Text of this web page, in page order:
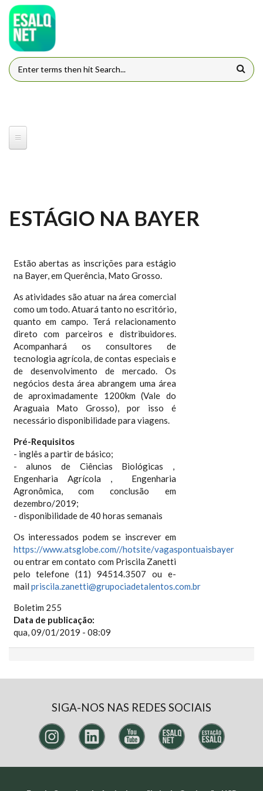
Pular para o conteúdo principal
FORMULÁRIO DE BUSCA
ESTÁGIO NA BAYER
Estão abertas as inscrições para estágio
na Bayer, em Querência, Mato Grosso.
As atividades são atuar na área comercial
como um todo. Atuará tanto no escritório,
quanto em campo. Terá relacionamento
direto com parceiros e distribuidores.
Acompanhará os consultores de
tecnologia agrícola, de contas especiais e
de desenvolvimento de mercado. Os
negócios desta área abrangem uma área
de aproximadamente 1200km (Vale do
Araguaia Mato Grosso), por isso é
necessário disponibilidade para viagens.
Pré-Requisitos
- inglês a partir de básico;
- alunos de Ciências Biológicas ,
Engenharia Agrícola , Engenharia
Agronômica, com conclusão em
dezembro/2019;
- disponibilidade de 40 horas semanais
Os interessados podem se inscrever em
https://www.atsglobe.com//hotsite/vagaspontuaisbayer
ou entrar em contato com Priscila Zanetti
pelo telefone (11) 94514.3507 ou e-
mail priscila.zanetti@grupociadetalentos.com.br
Boletim 255
Data de publicação:
qua, 09/01/2019 - 08:09
SIGA-NOS NAS REDES SOCIAIS